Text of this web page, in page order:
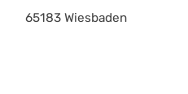
65183 Wiesbaden